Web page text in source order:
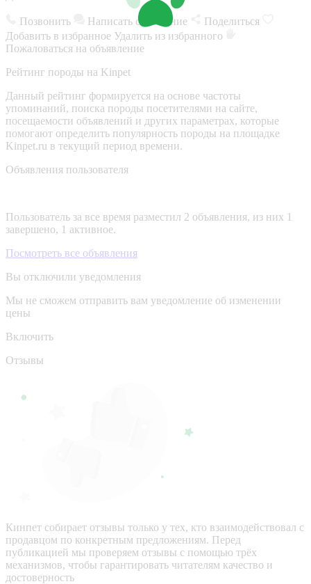
Позвонить Написать сообщение
Поделиться
Добавить в избранное Удалить из избранного
Пожаловаться на объявление
Рейтинг породы на Kinpet
Данный рейтинг формируется на основе частоты
упоминаний, поиска породы посетителями на сайте,
посещаемости объявлений и других параметрах, которые
помогают определить популярность породы на площадке
Kinpet.ru в текущий период времени.
Объявления пользователя
Пользователь за все время разместил 2 объявления, из них 1
завершено, 1 активное.
Посмотреть все объявления
Вы отключили уведомления
Мы не сможем отправить вам уведомление об изменении
цены
Включить
Отзывы
Кинпет собирает отзывы только у тех, кто взаимодействовал с
продавцом по конкретным предложениям. Перед
публикацией мы проверяем отзывы с помощью трёх
механизмов, чтобы гарантировать читателям качество и
достоверность